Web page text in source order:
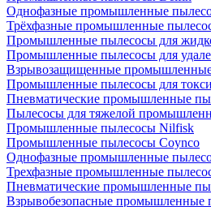
Однофазные промышленные
Трёхфазные промышленные
Промышленные пылесосы для
Промышленные пылесосы для
Взрывозащищенные
Промышленные пылесосы для
Пневматические промышленные
Пылесосы для тяжелой
Промышленные пылесосы Nilfisk
Промышленные пылесосы Coynco
Однофазные промышленные
Трехфазные промышленные
Пневматические промышленные
Взрывобезопасные промышленные